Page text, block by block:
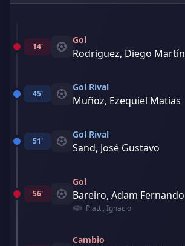
14'
Gol
Rodriguez, Diego Martín
45'
Gol Rival
Muñoz, Ezequiel Matias
51'
Gol Rival
Sand, José Gustavo
56'
Gol
Bareiro, Adam Fernando
Piatti, Ignacio
Cambio